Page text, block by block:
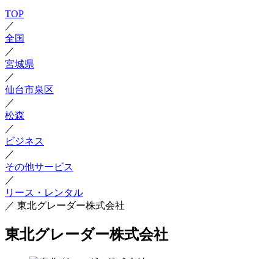
TOP
／
全国
／
宮城県
／
仙台市泉区
／
松森
／
ビジネス
／
その他サービス
／
リース・レンタル
／ 東北グレーダー株式会社
東北グレーダー株式会社